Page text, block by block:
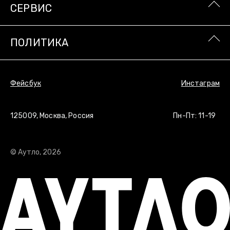
ПОЛИТИКА
© Аутло, 2026
125009, Москва, Россия Пн-Пт: 11-19
СЕРВИС
ПОЛИТИКА
Фейсбук Инстаграм
© Аутло, 2026